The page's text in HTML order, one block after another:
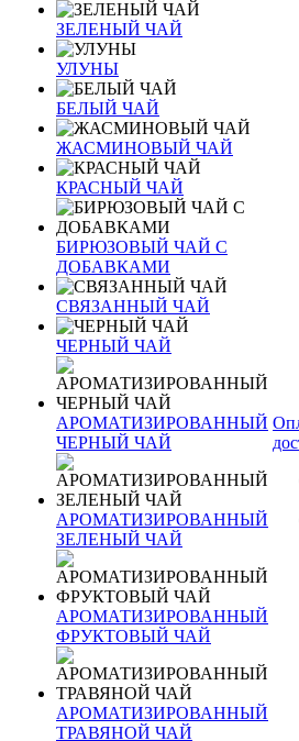
ЗЕЛЕНЫЙ ЧАЙ
УЛУНЫ
БЕЛЫЙ ЧАЙ
ЖАСМИНОВЫЙ ЧАЙ
КРАСНЫЙ ЧАЙ
БИРЮЗОВЫЙ ЧАЙ С
ДОБАВКАМИ
СВЯЗАННЫЙ ЧАЙ
ЧЕРНЫЙ ЧАЙ
АРОМАТИЗИРОВАННЫЙ
ЧЕРНЫЙ ЧАЙ
АРОМАТИЗИРОВАННЫЙ
ЗЕЛЕНЫЙ ЧАЙ
АРОМАТИЗИРОВАННЫЙ
ФРУКТОВЫЙ ЧАЙ
АРОМАТИЗИРОВАННЫЙ
ТРАВЯНОЙ ЧАЙ